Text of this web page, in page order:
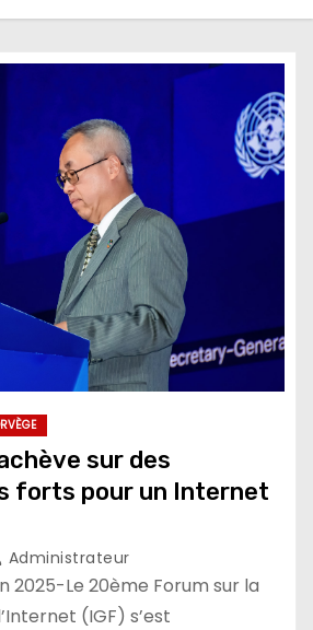
sur des
forts pour un Internet
Administrateur
2025-Le 20ème Forum sur la
(IGF) s’est